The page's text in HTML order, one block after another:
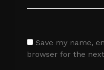
Save my name,
browser for the